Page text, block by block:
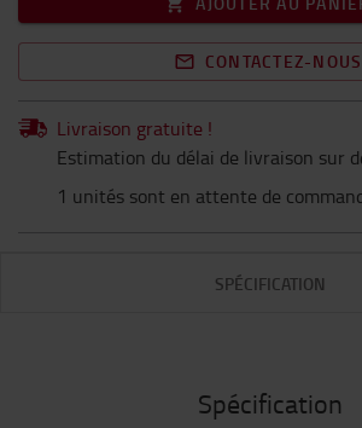
CONTACTEZ-NOUS
Livraison gratuite !
Estimation du délai de livraison sur
1 unités sont en attente de
SPÉCIFICATION
Spécification